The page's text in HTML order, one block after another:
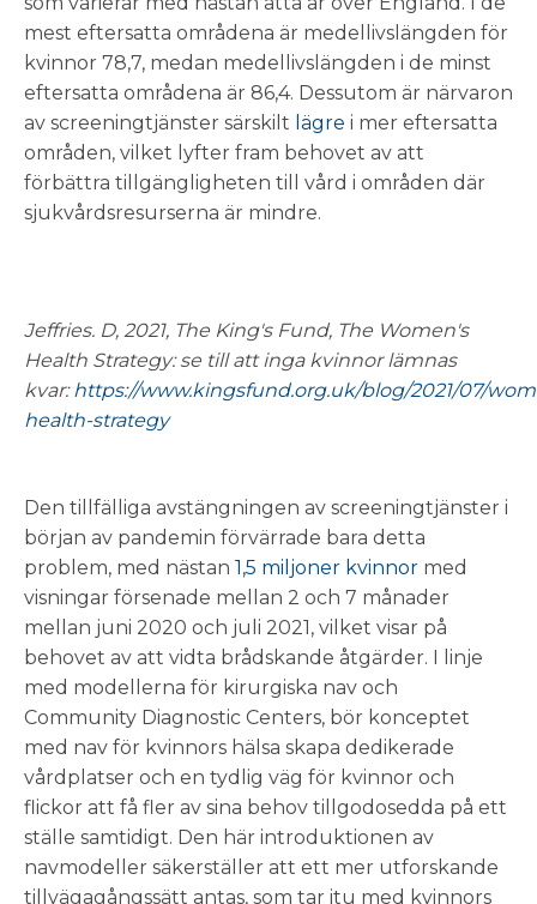
mest eftersatta områdena är medellivslängden för
kvinnor 78,7, medan medellivslängden i de minst
eftersatta områdena är 86,4. Dessutom är närvaron
av screeningtjänster särskilt lägre i mer eftersatta
områden, vilket lyfter fram behovet av att
förbättra tillgängligheten till vård i områden där
sjukvårdsresurserna är mindre.
Jeffries. D, 2021, The King's Fund, The Women's
Health Strategy: se till att inga kvinnor lämnas
kvar:https://www.kingsfund.org.uk/blog/2021/07/
health-strategy
Den tillfälliga avstängningen av screeningtjänster i
början av pandemin förvärrade bara detta
problem, med nästan 1,5 miljoner kvinnor med
visningar försenade mellan 2 och 7 månader
mellan juni 2020 och juli 2021, vilket visar på
behovet av att vidta brådskande åtgärder. I linje
med modellerna för kirurgiska nav och
Community Diagnostic Centers, bör konceptet
med nav för kvinnors hälsa skapa dedikerade
vårdplatser och en tydlig väg för kvinnor och
flickor att få fler av sina behov tillgodosedda på ett
ställe samtidigt. Den här introduktionen av
navmodeller säkerställer att ett mer utforskande
tillvägagångssätt antas, som tar itu med kvinnors